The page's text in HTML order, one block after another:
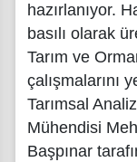
hazırlanıyor.
basılı olarak
Tarım ve
çalışmalarını
Tarımsal
Mühendisi
Başpınar